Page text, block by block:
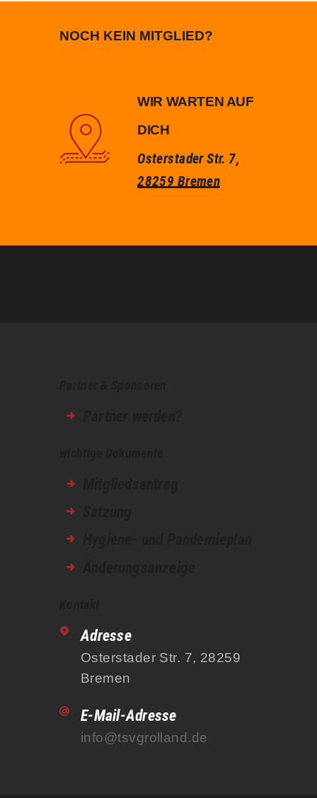
NOCH KEIN MITGLIED?
WIR WARTEN AUF
DICH
Osterstader Str. 7,
28259 Bremen
Adresse
Osterstader Str. 7, 28259
Bremen
E-Mail-Adresse
info@tsvgrolland.de